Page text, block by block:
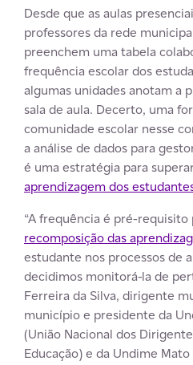
Desde que as aulas
professores da rede
preenchem uma tabela
frequência escolar dos
algumas unidades anotam a
sala de aula. Decerto, uma
comunidade escolar nesse
a análise de dados para
é uma estratégia para
aprendizagem dos
“A frequência é pré-requisito
recomposição das
estudante nos processos de
decidimos monitorá-la de
Ferreira da Silva, dirigente
município e presidente da
(União Nacional dos
Educação) e da Undime Mato